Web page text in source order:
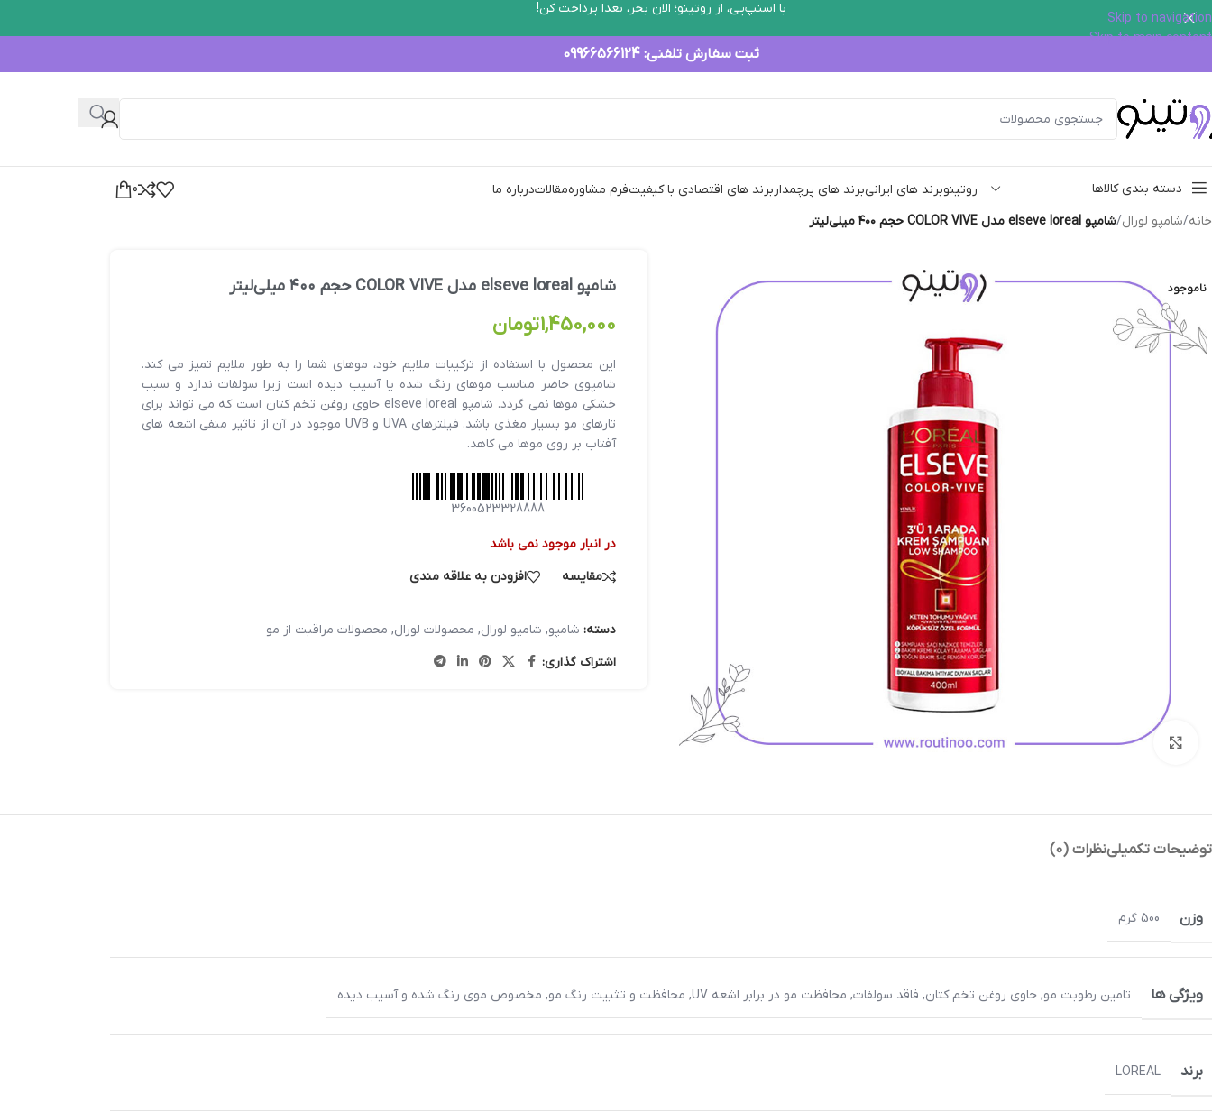
Skip to navigation
Skip to main content
با اسنپ‌پی، از روتینو؛ الان بخر، بعدا پرداخت کن!
ثبت سفارش تلفنی: 09966566124
دسته بندی کالاها روتینوبرند های ایرانیبرند های پرچمدار برند های اقتصادی با کیفیتفرم مشاورهمقالاتدرباره ما
0
خانه/شامپو لورال/شامپو elseve loreal مدل COLOR VIVE حجم ۴۰۰ میلی‌لیتر
ناموجود
بزرگنمایی تصویر
شامپو elseve loreal مدل COLOR VIVE حجم ۴۰۰ میلی‌لیتر
1,450,000تومان
این محصول با استفاده از ترکیبات ملایم خود، موهای شما را به طور ملایم تمیز می کند.
شامپوی حاضر مناسب موهای رنگ شده یا آسیب دیده است زیرا سولفات ندارد و سبب
خشکی موها نمی گردد. شامپو elseve loreal حاوی روغن تخم کتان است که می تواند برای
تارهای مو بسیار مغذی باشد. فیلترهای UVA و UVB موجود در آن از تاثیر منفی اشعه های
آفتاب بر روی موها می کاهد.
3600523328888
در انبار موجود نمی باشد
مقایسه
افزودن به علاقه مندی
دسته: شامپو, شامپو لورال, محصولات لورال, محصولات مراقبت از مو
اشتراک گذاری:
توضیحات تکمیلینظرات (0)
وزن 500 گرم
ویژگی ها تامین رطوبت مو, حاوی روغن تخم کتان, فاقد سولفات, محافظت مو در برابر اشعه UV , محافظت و تثبیت رنگ مو, مخصوص موی رنگ شده و آسیب دیده
برند LOREAL